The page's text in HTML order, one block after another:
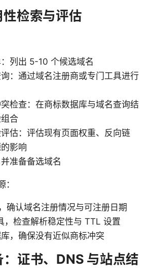
检索与评估
列出 5-10 个候选域名
：通过域名注册商或专门工具进行
检查：在商标数据库与域名查询结
合
估：评估现有页面权重、反向链
影响
准备备选域名
确认域名注册情况与可注册日期
，检查解析稳定性与 TTL 设置
，确保没有近似商标冲突
证书、DNS 与站点结